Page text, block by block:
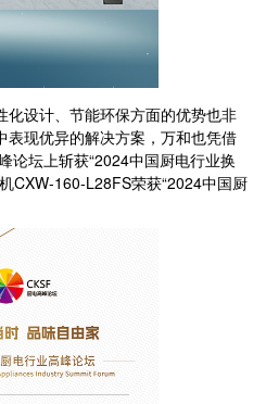
设计、节能环保方面的优势也非
表现优异的解决方案，万和也凭借
论坛上斩获“2024中国厨电行业换
CXW-160-L28FS荣获“2024中国厨